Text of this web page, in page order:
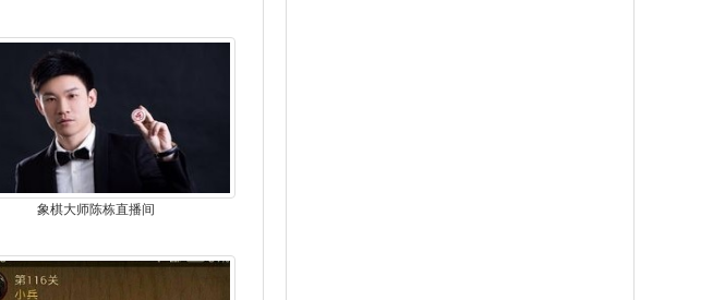
象棋大师陈栋直播间